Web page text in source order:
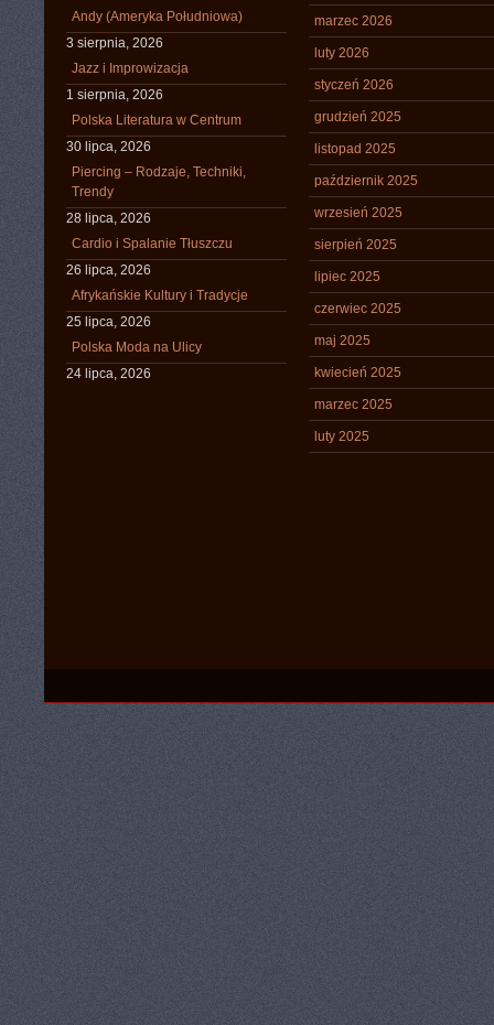
Andy (Ameryka Południowa)
3 sierpnia, 2026
Jazz i Improwizacja
1 sierpnia, 2026
Polska Literatura w Centrum
30 lipca, 2026
Piercing – Rodzaje, Techniki,
Trendy
28 lipca, 2026
Cardio i Spalanie Tłuszczu
26 lipca, 2026
Afrykańskie Kultury i Tradycje
25 lipca, 2026
Polska Moda na Ulicy
24 lipca, 2026
marzec 2026
luty 2026
styczeń 2026
grudzień 2025
listopad 2025
październik 2025
wrzesień 2025
sierpień 2025
lipiec 2025
czerwiec 2025
maj 2025
kwiecień 2025
marzec 2025
luty 2025